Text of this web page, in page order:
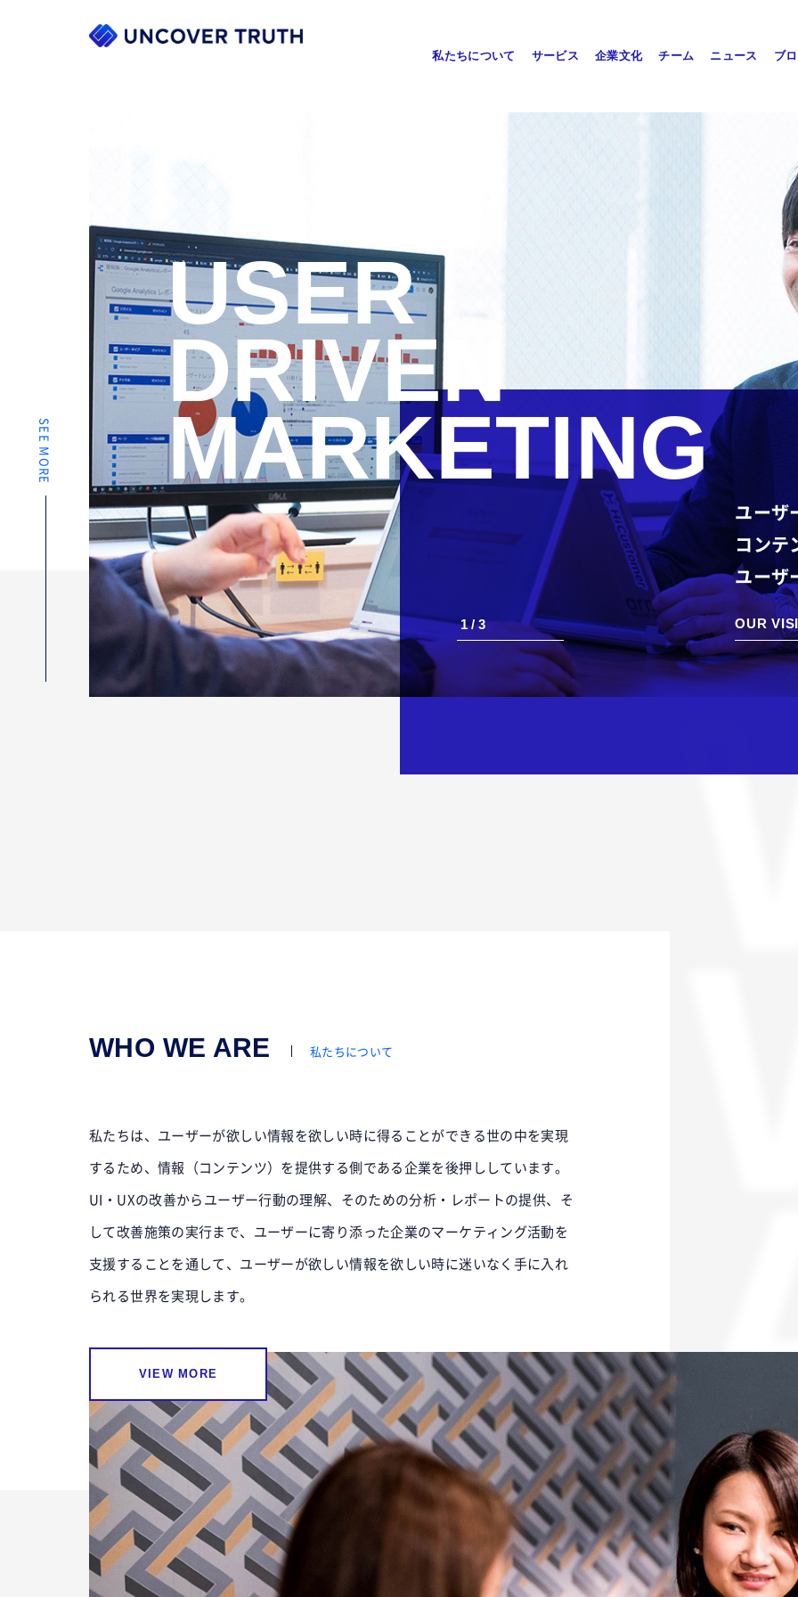
私たちについて サービス 企業文化 チーム ニュース ブ
USER
DRIVEN
MARKETING
ユーザ
コンテ
ユーザ
OUR
1
2
3
SEE MORE
WHO WE ARE 私たちについて
私たちは、ユーザーが欲しい情報を欲しい時に得ることができる世の中を実現
するため、情報（コンテンツ）を提供する側である企業を後押ししています。
UI・UXの改善からユーザー行動の理解、そのための分析・レポートの提供、そ
して改善施策の実行まで、ユーザーに寄り添った企業のマーケティング活動を
支援することを通して、ユーザーが欲しい情報を欲しい時に迷いなく手に入れ
られる世界を実現します。
VIEW MORE